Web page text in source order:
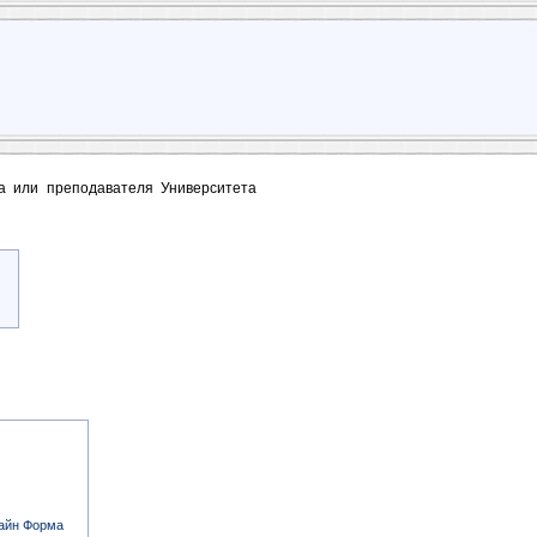
или преподавателя Университета
Форма